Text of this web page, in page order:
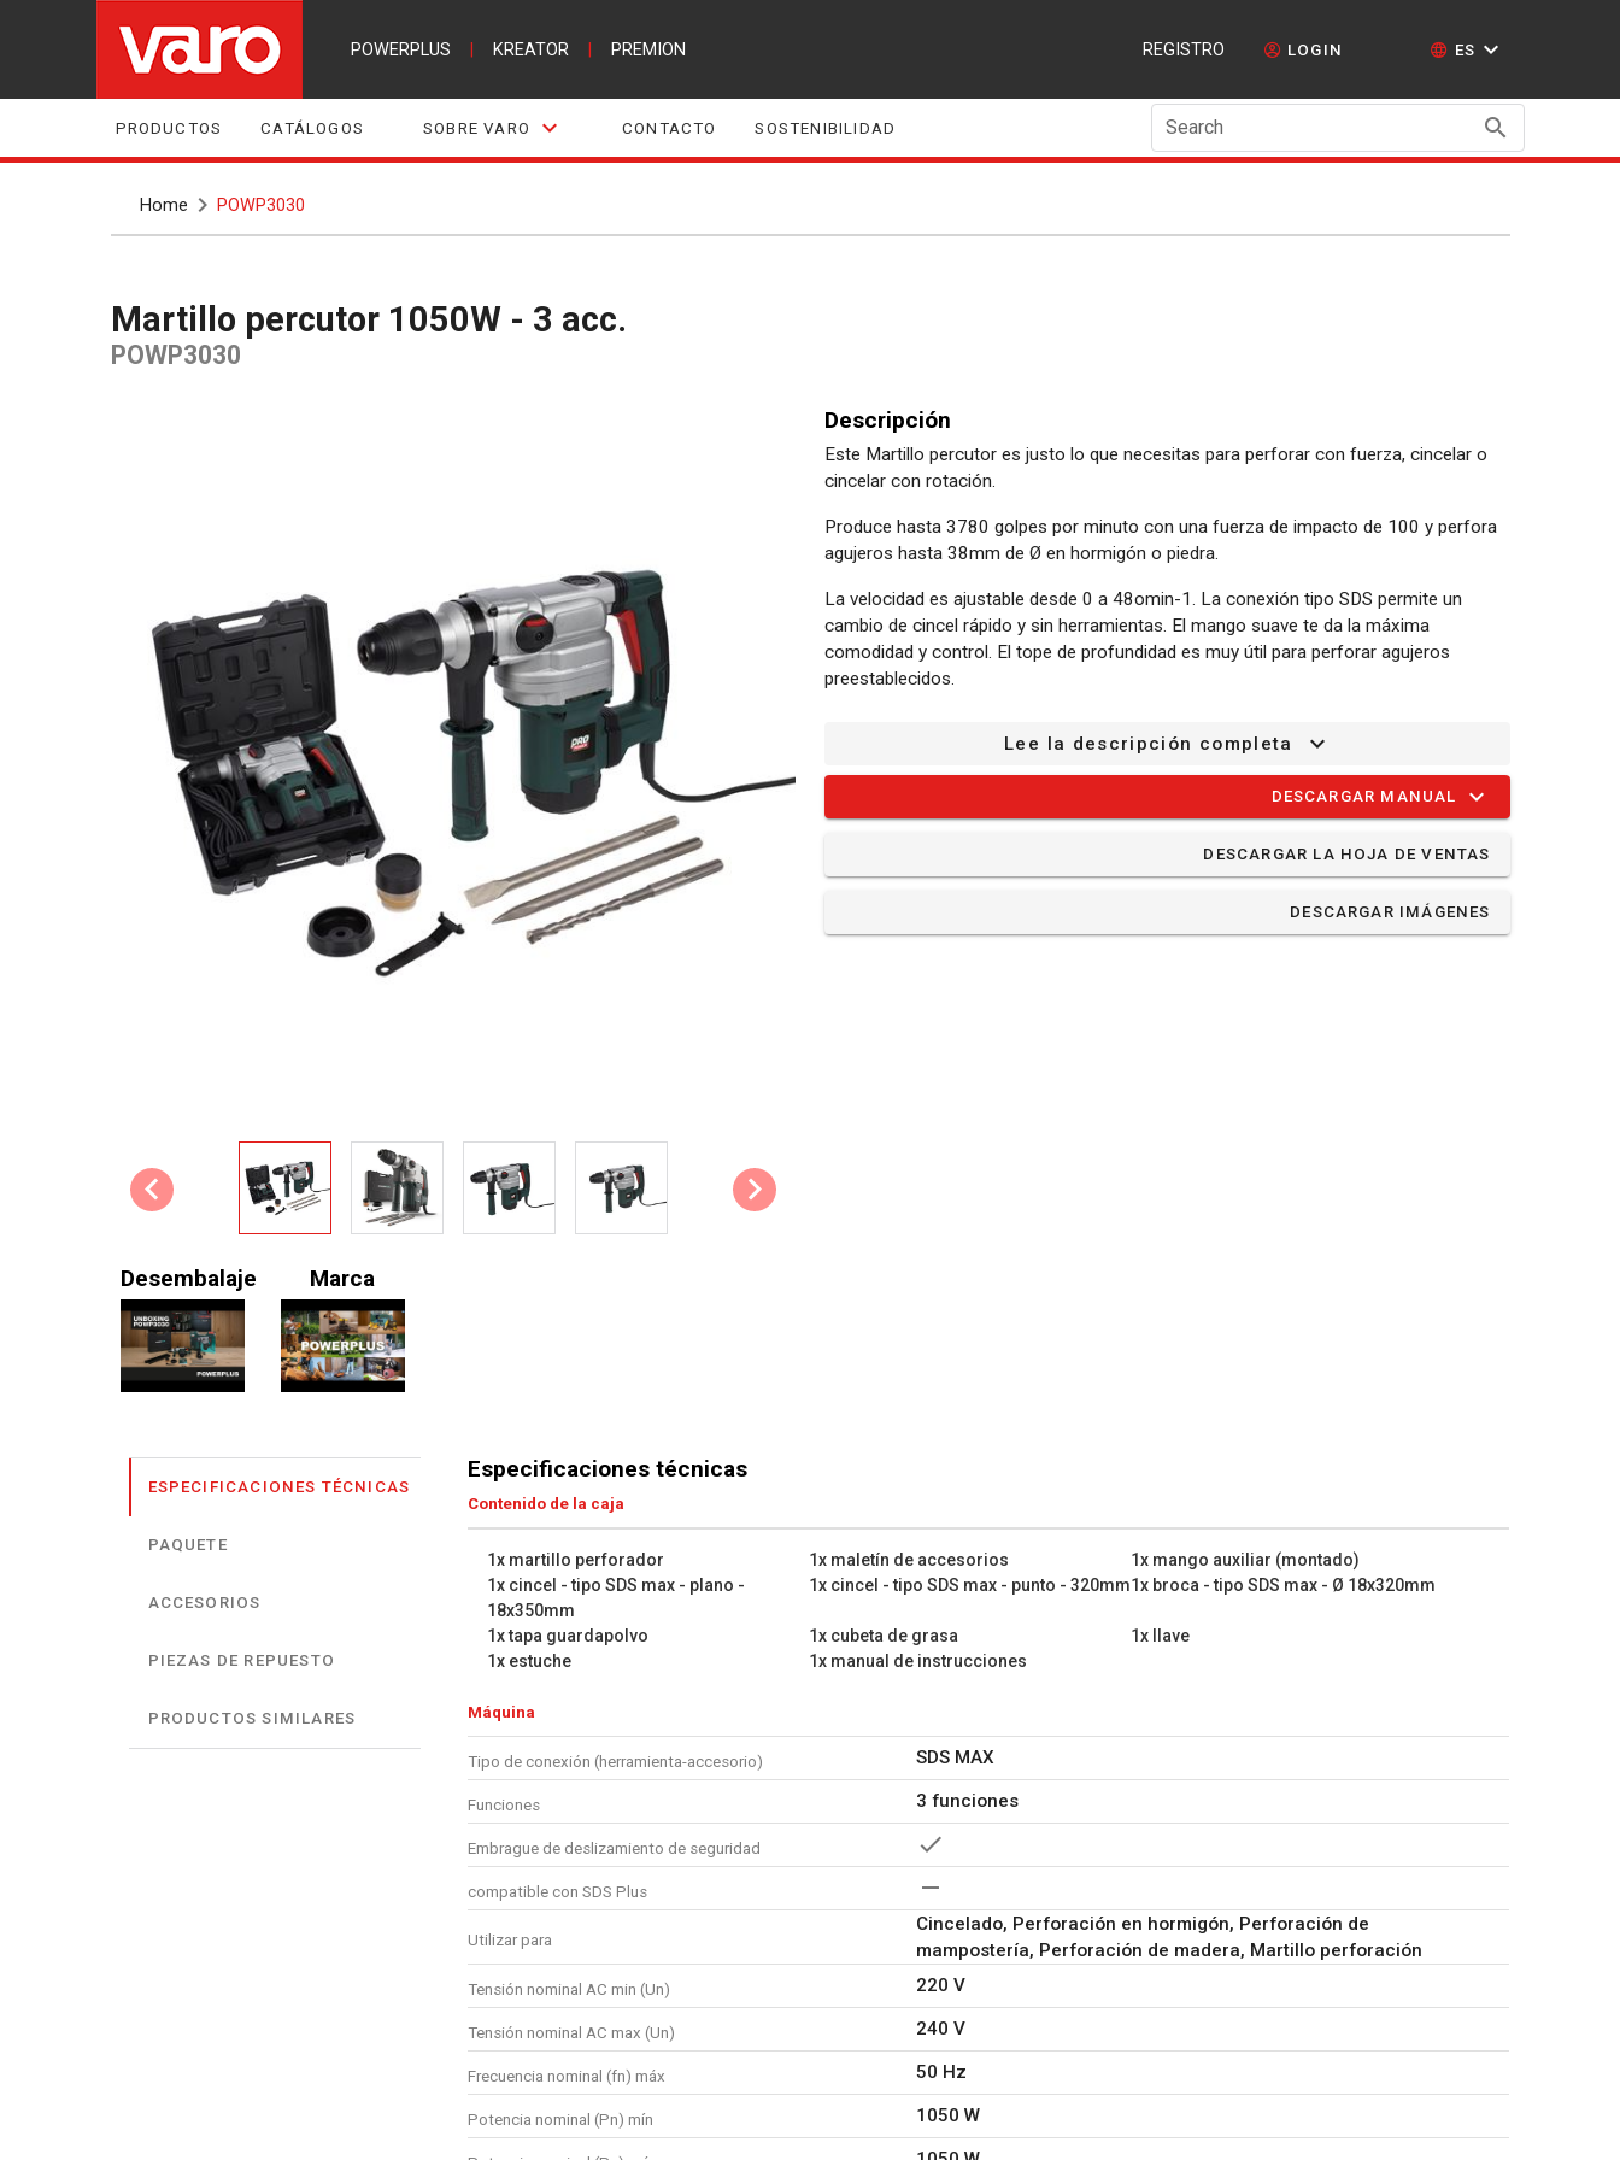
POWERPLUS KREATOR PREMION REGISTRO LOGIN ES
PRODUCTOS CATÁLOGOS SOBRE VARO CONTACTO SOSTENIBILIDAD Search
Home POWP3030
Martillo percutor 1050W - 3 acc.
POWP3030
Desembalaje Marca
Descripción
Este Martillo percutor es justo lo que necesitas para perforar con fuerza, cincelar o
cincelar con rotación.
Produce hasta 3780 golpes por minuto con una fuerza de impacto de 100 y perfora
agujeros hasta 38mm de Ø en hormigón o piedra.
La velocidad es ajustable desde 0 a 48omin-1. La conexión tipo SDS permite un
cambio de cincel rápido y sin herramientas. El mango suave te da la máxima
comodidad y control. El tope de profundidad es muy útil para perforar agujeros
preestablecidos.
adaptarse a usuarios diestros y zurdos. El POWP3030 se sirve con una tapa para
polvo, 1 broca, un cincel plano y un puntero.
Lee la descripción completa
DESCARGAR MANUAL
DESCARGAR LA HOJA DE VENTAS
DESCARGAR IMÁGENES
ESPECIFICACIONES TÉCNICAS
PAQUETE
ACCESORIOS
PIEZAS DE REPUESTO
PRODUCTOS SIMILARES
Especificaciones técnicas
Contenido de la caja
1x martillo perforador 1x maletín de accesorios
1x mango auxiliar (montado)
1x cincel - tipo SDS max - plano -
18x350mm
1x cincel - tipo SDS max - punto - 320mm1x broca - tipo SDS max - Ø 18x320mm
1x tapa guardapolvo 1x cubeta de grasa
1x llave
1x estuche
1x manual de instrucciones
Máquina
Tipo de conexión (herramienta-accesorio) SDS MAX
Funciones 3 funciones
Embrague de deslizamiento de seguridad
compatible con SDS Plus
Utilizar para
Cincelado, Perforación en hormigón, Perforación de
mampostería, Perforación de madera, Martillo perforación
Tensión nominal AC min (Un) 220 V
Tensión nominal AC max (Un) 240 V
Frecuencia nominal (fn) máx 50 Hz
Potencia nominal (Pn) mín 1050 W